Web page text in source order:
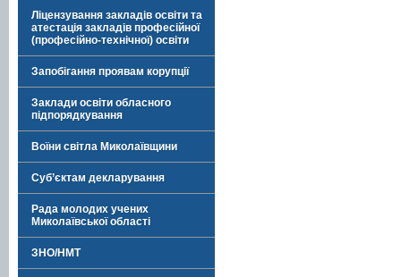
Ліцензування закладів освіти та
атестація закладів професійної
(професійно-технічної) освіти
Запобігання проявам корупції
Заклади освіти обласного
підпорядкування
Воїни світла Миколаївщини
Суб’єктам декларування
Рада молодих учених
Миколаївської області
ЗНО/НМТ